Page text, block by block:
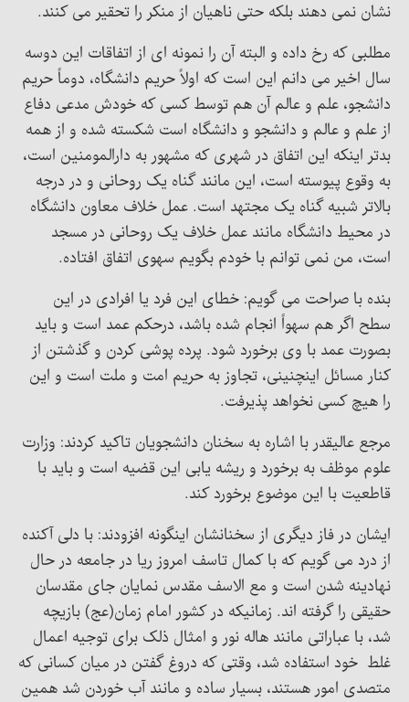
نشان نمی دهند بلکه حتی ناهیان از منکر را تحقیر می کنند.
مطلبی که رخ داده و البته آن را نمونه ای از اتفاقات این دوسه
سال اخیر می دانم این است که اولاً حریم دانشگاه، دوماً حریم
دانشجو، علم و عالم آن هم توسط کسی که خودش مدعی دفاع
از علم و عالم و دانشجو و دانشگاه است شکسته شده و از همه
بدتر اینکه این اتفاق در شهری که مشهور به دارالمومنین است،
به وقوع پیوسته است، این مانند گناه یک روحانی و در درجه
بالاتر شبیه گناه یک مجتهد است. عمل خلاف معاون دانشگاه
در محیط دانشگاه مانند عمل خلاف یک روحانی در مسجد
است، من نمی توانم با خودم بگویم سهوی اتفاق افتاده.
بنده با صراحت می گویم: خطای این فرد یا افرادی در این
سطح اگر هم سهواً انجام شده باشد، درحکم عمد است و باید
بصورت عمد با وی برخورد شود. پرده پوشی کردن و گذشتن از
کنار مسائل اینچنینی، تجاوز به حریم امت و ملت است و این
را هیچ کسی نخواهد پذیرفت.
مرجع عالیقدر با اشاره به سخنان دانشجویان تاکید کردند: وزارت
علوم موظف به برخورد و ریشه یابی این قضیه است و باید با
قاطعیت با این موضوع برخورد کند.
ایشان در فاز دیگری از سخنانشان اینگونه افزودند: با دلی آکنده
از درد می گویم که با کمال تاسف امروز ریا در جامعه در حال
نهادینه شدن است و مع الاسف مقدس نمایان جای مقدسان
حقیقی را گرفته اند. زمانیکه در کشور امام زمان(عج) بازیچه
شد، با عباراتی مانند هاله نور و امثال ذلک برای توجیه اعمال
غلط خود استفاده شد، وقتی که دروغ گفتن در میان کسانی که
متصدی امور هستند، بسیار ساده و مانند آب خوردن شد همین